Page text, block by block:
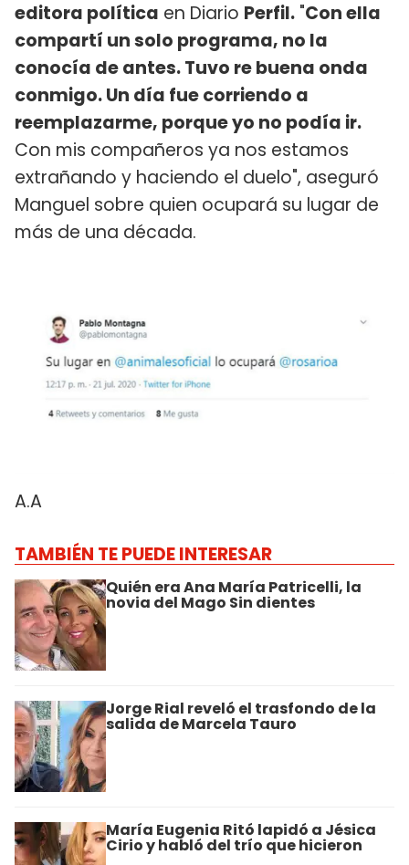
editora política en Diario Perfil. "Con ella
compartí un solo programa, no la
conocía de antes. Tuvo re buena onda
conmigo. Un día fue corriendo a
reemplazarme, porque yo no podía ir.
Con mis compañeros ya nos estamos
extrañando y haciendo el duelo", aseguró
Manguel sobre quien ocupará su lugar de
más de una década.
A.A
TAMBIÉN TE PUEDE INTERESAR
Quién era Ana María Patricelli, la
novia del Mago Sin dientes
Jorge Rial reveló el trasfondo de la
salida de Marcela Tauro
María Eugenia Ritó lapidó a Jésica
Cirio y habló del trío que hicieron